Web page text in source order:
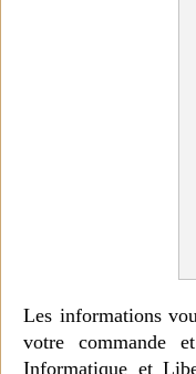
Les informations
votre commande
Informatique et